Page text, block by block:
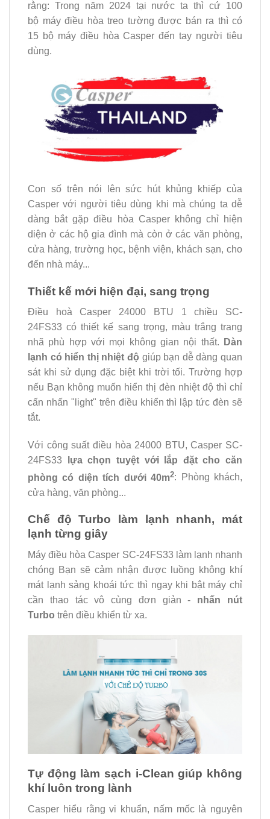
rằng: Trong năm 2024 tại nước ta thì cứ 100
bộ máy điều hòa treo tường được bán ra thì có
15 bộ máy điều hòa Casper đến tay người tiêu
dùng.
Con số trên nói lên sức hút khủng khiếp của
Casper với người tiêu dùng khi mà chúng ta dễ
dàng bắt gặp điều hòa Casper không chỉ hiện
diện ở các hộ gia đình mà còn ở các văn phòng,
cửa hàng, trường học, bệnh viện, khách sạn, cho
đến nhà máy...
Thiết kế mới hiện đại, sang trọng
Điều hoà Casper 24000 BTU 1 chiều SC-
24FS33 có thiết kế sang trọng, màu trắng trang
nhã phù hợp với mọi không gian nội thất.
Dàn
lạnh có hiển thị nhiệt độ giúp bạn dễ dàng quan
sát khi sử dụng đặc biệt khi trời tối. Trường hợp
nếu Bạn không muốn hiển thị đèn nhiệt độ thì chỉ
cấn nhấn "light" trên điều khiển thì lập tức đèn sẽ
tắt.
Với công suất điều hòa 24000 BTU, Casper SC-
24FS33
lựa chọn tuyệt với lắp đặt cho căn
phòng có diện tích dưới 40m2: Phòng khách,
cửa hàng, văn phòng...
Chế độ Turbo làm lạnh nhanh, mát
lạnh từng giây
Máy điều hòa Casper SC-24FS33 làm lạnh nhanh
chóng Bạn sẽ cảm nhận được luồng không khí
mát lạnh sảng khoái tức thì ngay khi bật máy chỉ
cần thao tác vô cùng đơn giản - nhấn nút
Turbo trên điều khiển từ xa.
Tự động làm sạch i-Clean giúp không
khí luôn trong lành
Casper hiểu rằng vi khuẩn, nấm mốc là nguyên